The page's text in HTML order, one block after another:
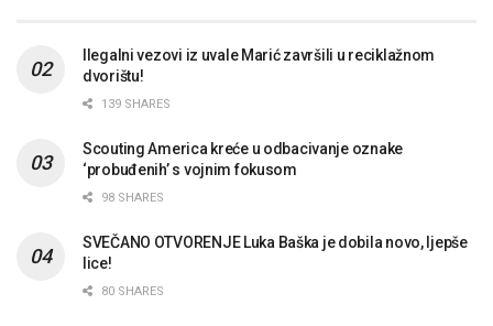
Ilegalni vezovi iz uvale Marić završili u reciklažnom
dvorištu!
139 SHARES
Scouting America kreće u odbacivanje oznake
‘probuđenih’ s vojnim fokusom
98 SHARES
SVEČANO OTVORENJE Luka Baška je dobila novo, ljepše
lice!
80 SHARES